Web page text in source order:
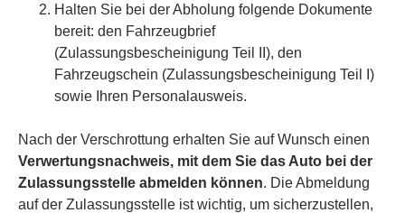
Halten Sie bei der Abholung folgende Dokumente
bereit: den Fahrzeugbrief
(Zulassungsbescheinigung Teil II), den
Fahrzeugschein (Zulassungsbescheinigung Teil I)
sowie Ihren Personalausweis.
Nach der Verschrottung erhalten Sie auf Wunsch einen
Verwertungsnachweis, mit dem Sie das Auto bei der
Zulassungsstelle abmelden können. Die Abmeldung
auf der Zulassungsstelle ist wichtig, um sicherzustellen,